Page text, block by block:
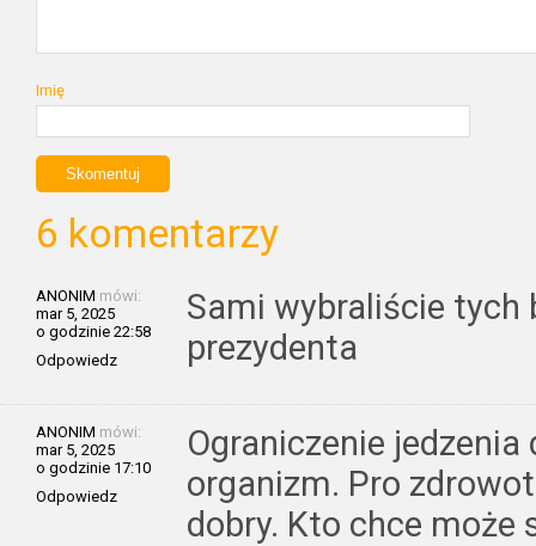
Imię
6 komentarzy
ANONIM mówi:
mar 5, 2025
o godzinie 22:58
Odpowiedz
Sami wybraliście tych
prezydenta
ANONIM mówi:
mar 5, 2025
o godzinie 17:10
Odpowiedz
Ograniczenie jedzenia
organizm. Pro
dobry. Kto chce może